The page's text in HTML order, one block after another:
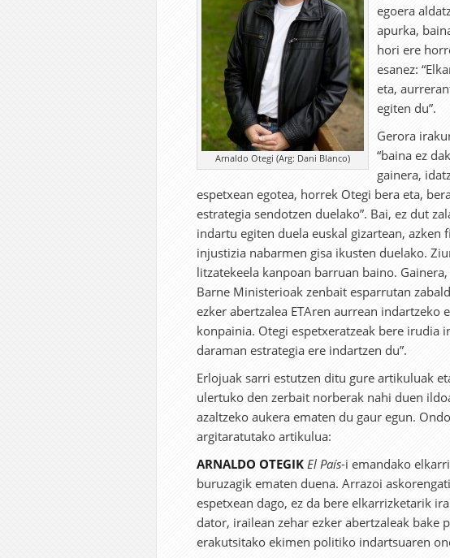
Arnaldo Otegi (Arg: Dani Blanco)
egoera
apurka,
hori ere
esanez:
eta,
egiten du”.
Gerora
“baina ez
gainera,
espetxean egotea, horrek Otegi bera eta,
estrategia sendotzen duelako”. Bai, ez dut
indartu egiten duela euskal gizartean,
injustizia nabarmen gisa ikusten duelako.
litzatekeela kanpoan barruan baino.
Barne Ministerioak zenbait esparrutan
ezker abertzalea ETAren aurrean indartzeko
konpainia. Otegi espetxeratzeak bere irudia
daraman estrategia ere indartzen du”.
Erlojuak sarri estutzen ditu gure artikuluak
ulertuko den zerbait norberak nahi duen
azaltzeko aukera ematen du gaur egun.
argitaratutako artikulua:
ARNALDO OTEGIK El País-i emandako
buruzagik ematen duena. Arrazoi
espetxean dago, ez da bere elkarrizketarik
dator, irailean zehar ezker abertzaleak bake
erakutsitako ekimen politiko indartsuaren